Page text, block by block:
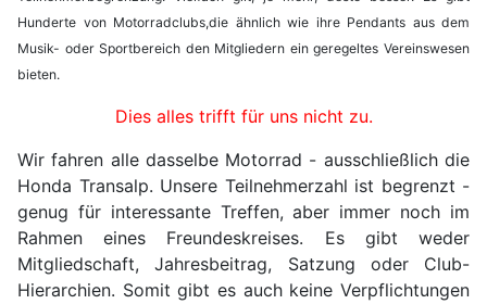
Hunderte von Motorradclubs,die ähnlich wie ihre Pendants aus dem
Musik- oder Sportbereich den Mitgliedern ein geregeltes Vereinswesen
bieten.
Dies alles trifft für uns nicht zu.
Wir fahren alle dasselbe Motorrad - ausschließlich die
Honda Transalp. Unsere Teilnehmerzahl ist begrenzt -
genug für interessante Treffen, aber immer noch im
Rahmen eines Freundeskreises. Es gibt weder
Mitgliedschaft, Jahresbeitrag, Satzung oder Club-
Hierarchien. Somit gibt es auch keine Verpflichtungen